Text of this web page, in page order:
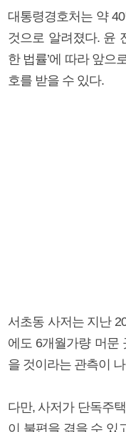
대통령경호처는 약
것으로 알려졌다. 윤
한 법률’에 따라 앞으
호를 받을 수 있다.
서초동 사저는 지난
에도 6개월가량 머문
을 것이라는 관측이
다만, 사저가 단독주
이 불편을 겪을 수 있